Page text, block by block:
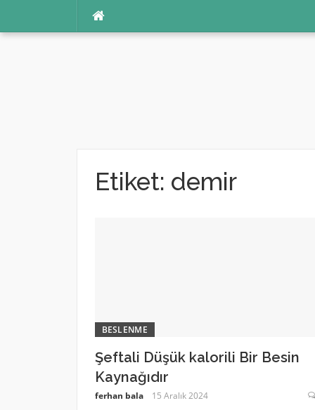
Etiket: demir
BESLENME
Şeftali Düşük kalorili Bir Besin
Kaynağıdır
ferhan bala 15 Aralık 2024